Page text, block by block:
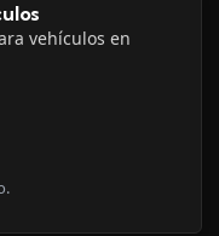
vehículos en